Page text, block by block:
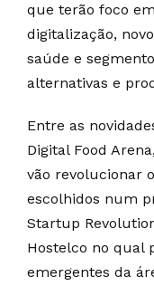
que terão foco
digitalização,
saúde e
alternativas e
Entre as
Digital Food
vão revolucionar
escolhidos num
Startup
Hostelco no qual
emergentes da